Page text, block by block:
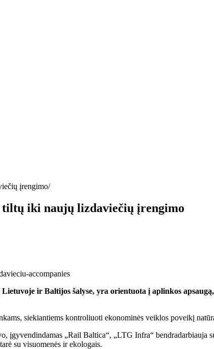
įrengimo
iki naujų lizdaviečių įrengimo
ir Baltijos šalyse, yra orientuota į aplinkos
siekiantiems kontroliuoti ekonominės veiklos poveikį
įgyvendindamas „Rail Baltica“, „LTG Infra“ bendradarbiauja
su visuomenės ir ekologais.